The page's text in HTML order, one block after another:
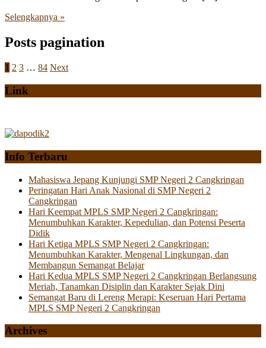
Selengkapnya »
Posts pagination
1 2 3 … 84 Next
Link
Info Terbaru
Mahasiswa Jepang Kunjungi SMP Negeri 2 Cangkringan
Peringatan Hari Anak Nasional di SMP Negeri 2
Cangkringan
Hari Keempat MPLS SMP Negeri 2 Cangkringan:
Menumbuhkan Karakter, Kepedulian, dan Potensi Peserta
Didik
Hari Ketiga MPLS SMP Negeri 2 Cangkringan:
Menumbuhkan Karakter, Mengenal Lingkungan, dan
Membangun Semangat Belajar
Hari Kedua MPLS SMP Negeri 2 Cangkringan Berlangsung
Meriah, Tanamkan Disiplin dan Karakter Sejak Dini
Semangat Baru di Lereng Merapi: Keseruan Hari Pertama
MPLS SMP Negeri 2 Cangkringan
Archives